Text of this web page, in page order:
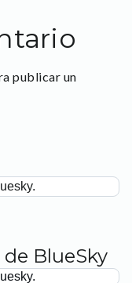
publicar un
BlueSky